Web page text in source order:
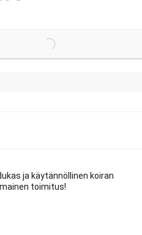
ja käytännöllinen koiran
toimitus!
Loading...